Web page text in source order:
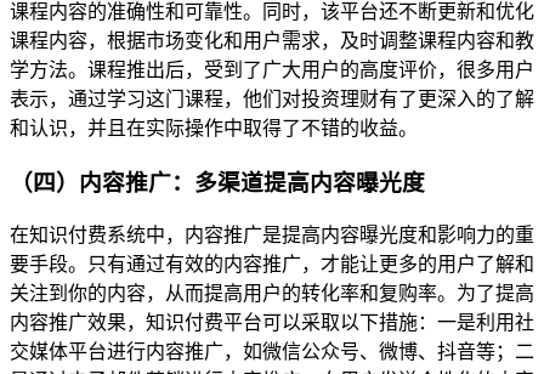
课程内容的准确性和可靠性。同时，该平台还不断更新和优化
课程内容，根据市场变化和用户需求，及时调整课程内容和教
学方法。课程推出后，受到了广大用户的高度评价，很多用户
表示，通过学习这门课程，他们对投资理财有了更深入的了解
和认识，并且在实际操作中取得了不错的收益。
（四）内容推广：多渠道提高内容曝光度
在知识付费系统中，内容推广是提高内容曝光度和影响力的重
要手段。只有通过有效的内容推广，才能让更多的用户了解和
关注到你的内容，从而提高用户的转化率和复购率。为了提高
内容推广效果，知识付费平台可以采取以下措施：一是利用社
交媒体平台进行内容推广，如微信公众号、微博、抖音等；二